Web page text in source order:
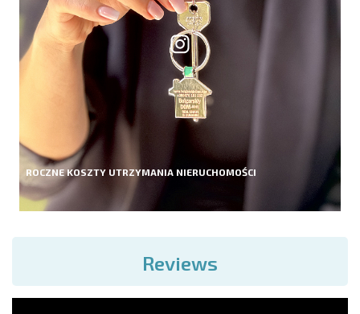
ROCZNE KOSZTY UTRZYMANIA NIERUCHOMOŚCI
Reviews